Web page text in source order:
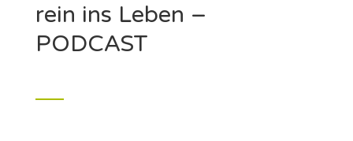
rein ins Leben –
PODCAST